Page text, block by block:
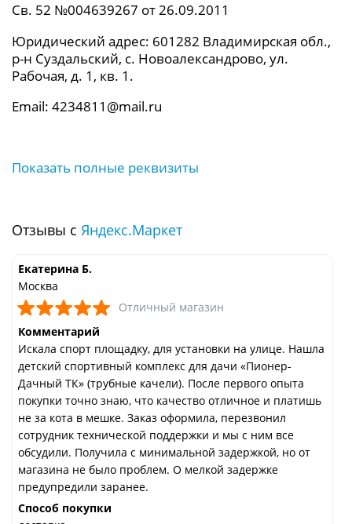
Св. 52 №004639267 от 26.09.2011
Юридический адрес: 601282 Владимирская обл.,
р-н Суздальский, с. Новоалександрово, ул.
Рабочая, д. 1, кв. 1.
Email: 4234811@mail.ru
Показать полные реквизиты
Отзывы с Яндекс.Маркет
Екатерина Б.
Москва
Отличный магазин
Комментарий
Искала спорт площадку, для установки на улице. Нашла
детский спортивный комплекс для дачи «Пионер-
Дачный ТК» (трубные качели). После первого опыта
покупки точно знаю, что качество отличное и платишь
не за кота в мешке. Заказ оформила, перезвонил
сотрудник технической поддержки и мы с ним все
обсудили. Получила с минимальной задержкой, но от
магазина не было проблем. О мелкой задержке
предупредили заранее.
Способ покупки